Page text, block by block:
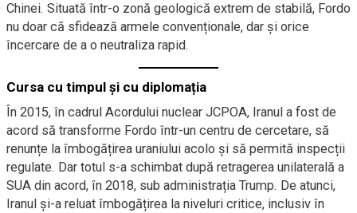
Chinei. Situată într-o zonă geologică extrem de stabilă, Fordo
nu doar că sfidează armele convenționale, dar și orice
încercare de a o neutraliza rapid.
Cursa cu timpul și cu diplomația
În 2015, în cadrul Acordului nuclear JCPOA, Iranul a fost de
acord să transforme Fordo într-un centru de cercetare, să
renunțe la îmbogățirea uraniului acolo și să permită inspecții
regulate. Dar totul s-a schimbat după retragerea unilaterală a
SUA din acord, în 2018, sub administrația Trump. De atunci,
Iranul și-a reluat îmbogățirea la niveluri critice, inclusiv în